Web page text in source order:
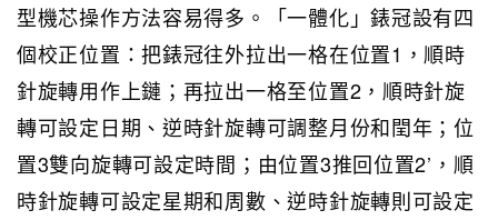
型機芯操作方法容易得多。「一體化」錶冠設有四
個校正位置：把錶冠往外拉出一格在位置1，順時
針旋轉用作上鏈；再拉出一格至位置2，順時針旋
轉可設定日期、逆時針旋轉可調整月份和閏年；位
置3雙向旋轉可設定時間；由位置3推回位置2’，順
時針旋轉可設定星期和周數、逆時針旋轉則可設定